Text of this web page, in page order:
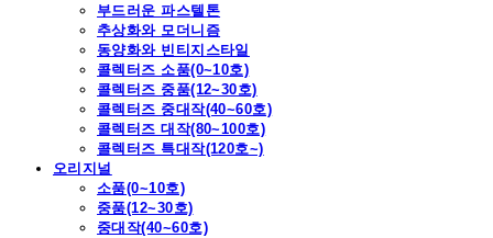
부드러운 파스텔톤
추상화와 모더니즘
동양화와 빈티지스타일
콜렉터즈 소품(0~10호)
콜렉터즈 중품(12~30호)
콜렉터즈 중대작(40~60호)
콜렉터즈 대작(80~100호)
콜렉터즈 특대작(120호~)
오리지널
소품(0~10호)
중품(12~30호)
중대작(40~60호)